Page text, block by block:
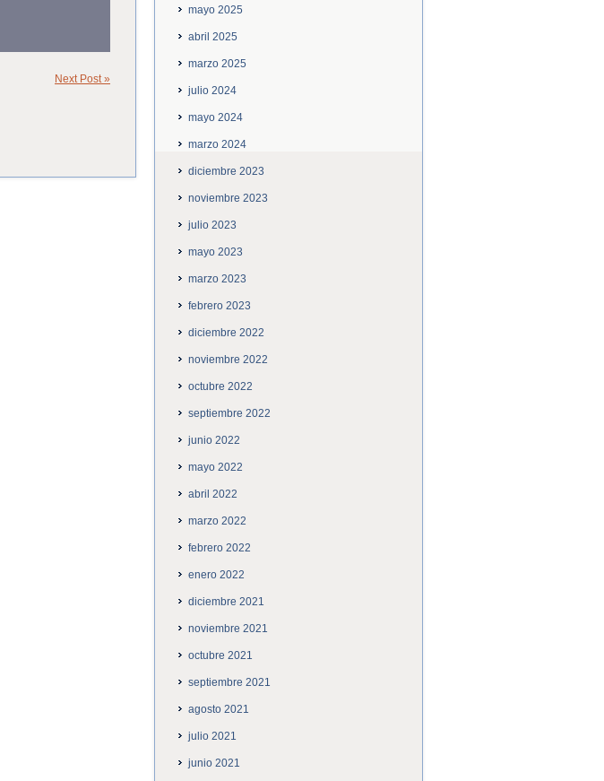
Next Post »
mayo 2025
abril 2025
marzo 2025
julio 2024
mayo 2024
marzo 2024
diciembre 2023
noviembre 2023
julio 2023
mayo 2023
marzo 2023
febrero 2023
diciembre 2022
noviembre 2022
octubre 2022
septiembre 2022
junio 2022
mayo 2022
abril 2022
marzo 2022
febrero 2022
enero 2022
diciembre 2021
noviembre 2021
octubre 2021
septiembre 2021
agosto 2021
julio 2021
junio 2021